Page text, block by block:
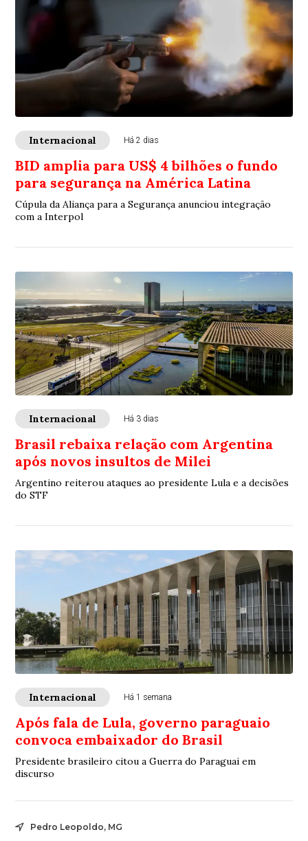
Internacional Há 2 dias
BID amplia para US$ 4 bilhões o fundo
para segurança na América Latina
Cúpula da Aliança para a Segurança anunciou integração
com a Interpol
Internacional Há 3 dias
Brasil rebaixa relação com Argentina
após novos insultos de Milei
Argentino reiterou ataques ao presidente Lula e a decisões
do STF
Internacional Há 1 semana
Após fala de Lula, governo paraguaio
convoca embaixador do Brasil
Presidente brasileiro citou a Guerra do Paraguai em
discurso
Pedro Leopoldo, MG